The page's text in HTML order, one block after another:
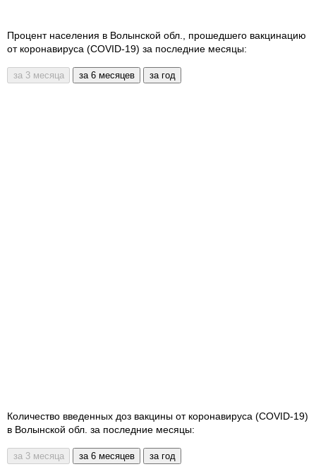
Процент населения в Волынской обл., прошедшего вакцинацию
от коронавируса (COVID-19) за последние месяцы:
Количество введенных доз вакцины от коронавируса (COVID-19)
в Волынской обл. за последние месяцы: